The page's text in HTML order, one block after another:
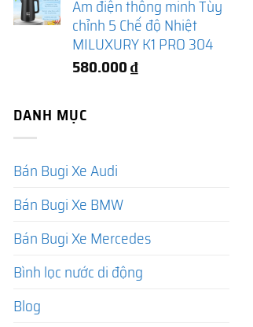
Ấm điện thông minh Tùy
chỉnh 5 Chế độ Nhiệt
MILUXURY K1 PRO 304
580.000₫
DANH MỤC
Bán Bugi Xe Audi
Bán Bugi Xe BMW
Bán Bugi Xe Mercedes
Bình lọc nước di động
Blog